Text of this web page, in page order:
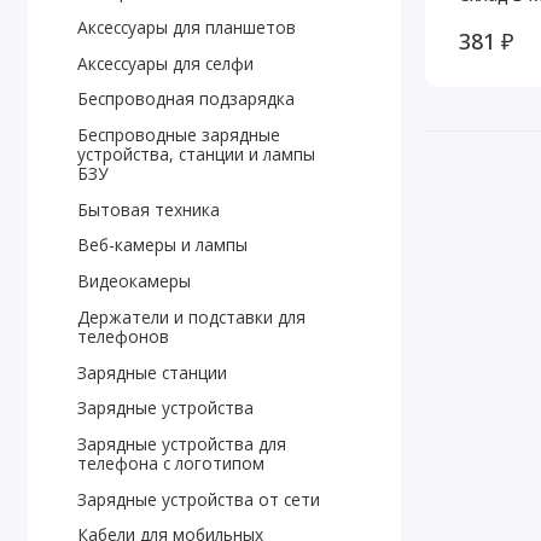
Аксессуары для планшетов
Аксессуары для селфи
Беспроводная подзарядка
Беспроводные зарядные
устройства, станции и лампы
БЗУ
Бытовая техника
Веб-камеры и лампы
Видеокамеры
Держатели и подставки для
телефонов
Зарядные станции
Зарядные устройства
Зарядные устройства для
телефона с логотипом
Зарядные устройства от сети
Кабели для мобильных
381 ₽